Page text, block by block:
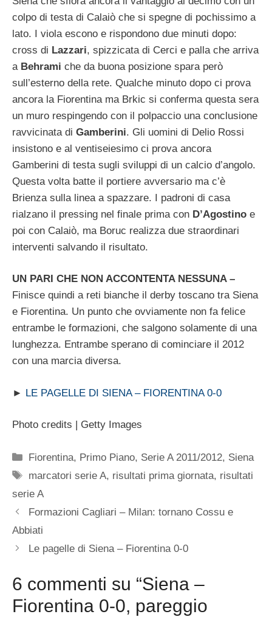
colpo di testa di Calaiò che si spegne di pochissimo a
lato. I viola escono e rispondono due minuti dopo:
cross di Lazzari, spizzicata di Cerci e palla che arriva
a Behrami che da buona posizione spara però
sull’esterno della rete. Qualche minuto dopo ci prova
ancora la Fiorentina ma Brkic si conferma questa sera
un muro respingendo con il polpaccio una conclusione
ravvicinata di Gamberini. Gli uomini di Delio Rossi
insistono e al ventiseiesimo ci prova ancora
Gamberini di testa sugli sviluppi di un calcio d’angolo.
Questa volta batte il portiere avversario ma c’è
Brienza sulla linea a spazzare. I padroni di casa
rialzano il pressing nel finale prima con D’Agostino e
poi con Calaiò, ma Boruc realizza due straordinari
interventi salvando il risultato.
UN PARI CHE NON ACCONTENTA NESSUNA –
Finisce quindi a reti bianche il derby toscano tra Siena
e Fiorentina. Un punto che ovviamente non fa felice
entrambe le formazioni, che salgono solamente di una
lunghezza. Entrambe sperano di cominciare il 2012
con una marcia diversa.
► LE PAGELLE DI SIENA – FIORENTINA 0-0
Photo credits | Getty Images
Categorie
Fiorentina, Primo Piano, Serie A 2011/2012, Siena
Tag
marcatori serie A, risultati prima giornata, risultati
serie A
Formazioni Cagliari – Milan: tornano Cossu e
Abbiati
Le pagelle di Siena – Fiorentina 0-0
6 commenti su “Siena –
Fiorentina 0-0, pareggio